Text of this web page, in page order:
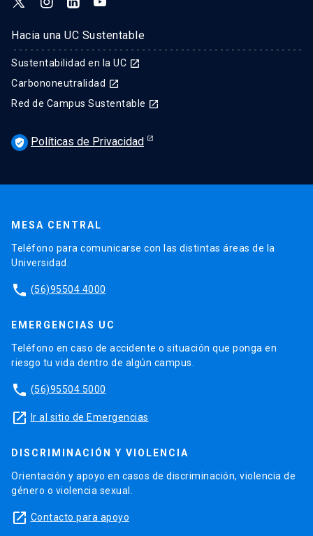
Hacia una UC Sustentable
Sustentabilidad en la UC launch
Carbononeutralidad launch
Red de Campus Sustentable launch
verified_user Políticas de Privacidad
MESA CENTRAL
Teléfono para comunicarse con las distintas áreas de la
Universidad.
phone (56)95504 4000
EMERGENCIAS UC
Teléfono en caso de accidente o situación que ponga en
riesgo tu vida dentro de algún campus.
phone (56)95504 5000
launch Ir al sitio de Emergencias
DISCRIMINACIÓN Y VIOLENCIA
Orientación y apoyo en casos de discriminación, violencia de
género o violencia sexual.
launch Contacto para apoyo